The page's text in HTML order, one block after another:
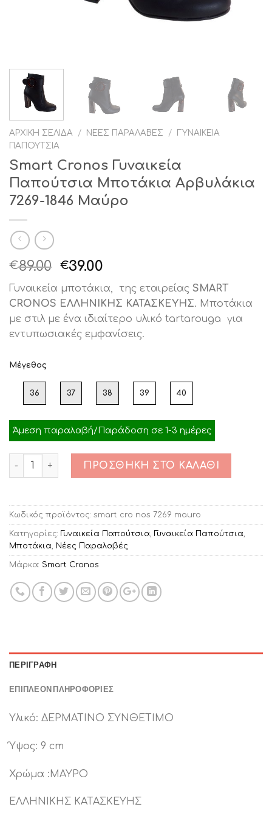
ΑΡΧΙΚΉ ΣΕΛΊΔΑ / ΝΈΕΣ ΠΑΡΑΛΑΒΈΣ /
ΓΥΝΑΙΚΕΊΑ
ΠΑΠΟΎΤΣΙΑ
Smart Cronos Γυναικεία
Παπούτσια Μποτάκια Αρβυλάκια
7269-1846 Μαύρο
€89.00 Original
price
was:
€89.00.
€39.00
τρέχουσα
τιμή
είναι:
€39.00.
Γυναικεία μποτάκια, της εταιρείας SMART
CRONOS ΕΛΛΗΝΙΚΗΣ ΚΑΤΑΣΚΕΥΗΣ. Μποτάκια
με στιλ με ένα ιδιαίτερο υλικό tartarouga για
εντυπωσιακές εμφανίσεις.
Μέγεθος
36 37 38 39 40
Άμεση παραλαβή/Παράδοση σε 1-3 ημέρες
Ποσότητα
ΠΡΟΣΘΉΚΗ ΣΤΟ ΚΑΛΆΘΙ
Κωδικός προϊόντος: smart cro nos 7269 mauro
Κατηγορίες: Γυναικεία Παπούτσια, Γυναικεία Παπούτσια,
Μποτάκια, Νέες Παραλαβές
Μάρκα: Smart Cronos
ΠΕΡΙΓΡΑΦΉ
ΕΠΙΠΛΈΟΝ ΠΛΗΡΟΦΟΡΊΕΣ
Υλικό: ΔΕΡΜΑΤΙΝΟ ΣΥΝΘΕΤΙΜΟ
Ύψος: 9 cm
Χρώμα :ΜΑΥΡΟ
ΕΛΛΗΝΙΚΗΣ ΚΑΤΑΣΚΕΥΗΣ